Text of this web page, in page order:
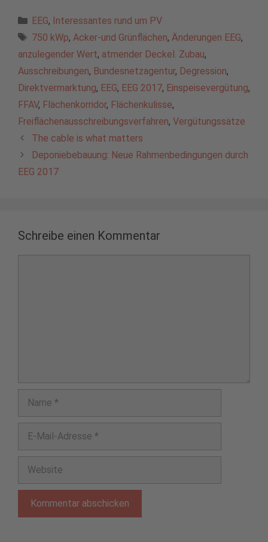
Kategorien
EEG, Interessantes rund um PV
Schlagwörter
750 kWp, Acker-und Grünflächen, Änderungen EEG,
anzulegender Wert, atmender Deckel. Zubau,
Ausschreibungen, Bundesnetzagentur, Degression,
Direktvermarktung, EEG, EEG 2017, Einspeisevergütung,
FFAV, Flächenkorridor, Flächenkulisse,
Freiflächenausschreibungsverfahren, Vergütungssätze
The cable is what matters
Deponiebebauung: Neue Rahmenbedingungen durch
EEG 2017
Schreibe einen Kommentar
Adresse